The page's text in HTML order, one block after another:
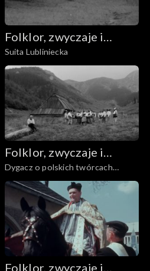
Folklor, zwyczaje i
sztuka ludowa
Suita Lubliniecka
Folklor, zwyczaje i
sztuka ludowa
Dygacz o polskich twórcach
czerpiących ze zbójnictwa
Folklor, zwyczaje i